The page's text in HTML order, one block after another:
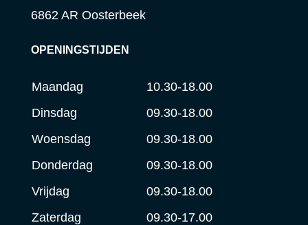
6862 AR Oosterbeek
OPENINGSTIJDEN
Maandag
10.30-18.00
Dinsdag
09.30-18.00
Woensdag
09.30-18.00
Donderdag
09.30-18.00
Vrijdag
09.30-18.00
Zaterdag
09.30-17.00